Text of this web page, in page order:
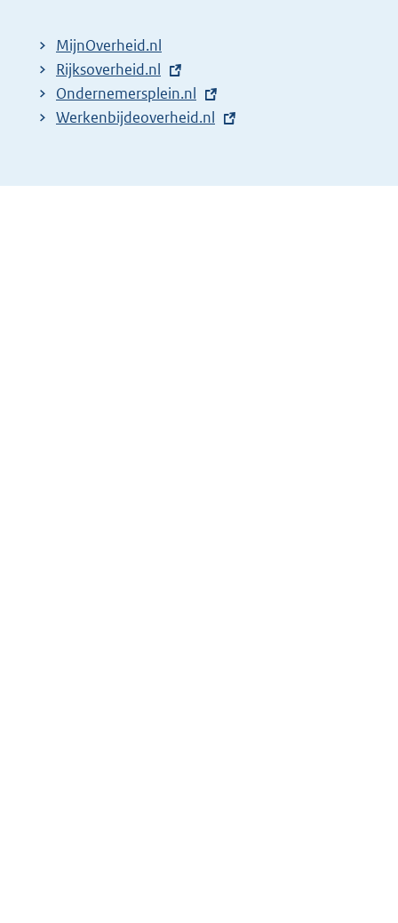
l
i
n
k
MijnOverheid.nl
E
x
t
n
Rijksoverheid.nl
E
x
r
Ondernemersplein.nl
E
e
Werkenbijdeoverheid.nl